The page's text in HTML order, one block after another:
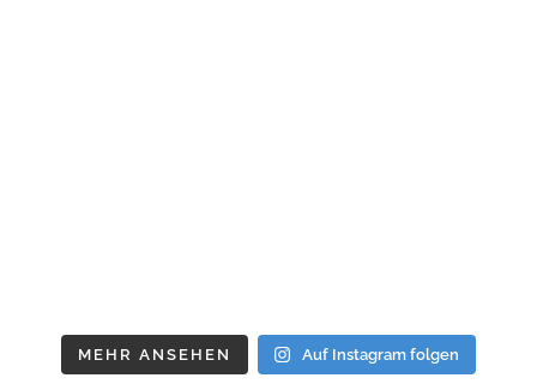
MEHR ANSEHEN Auf Instagram folgen